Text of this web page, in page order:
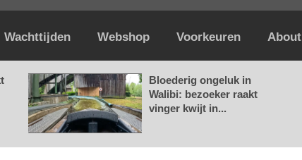
Wachttijden Webshop Voorkeuren About
Bloederig ongeluk in
Walibi: bezoeker raakt
vinger kwijt in...